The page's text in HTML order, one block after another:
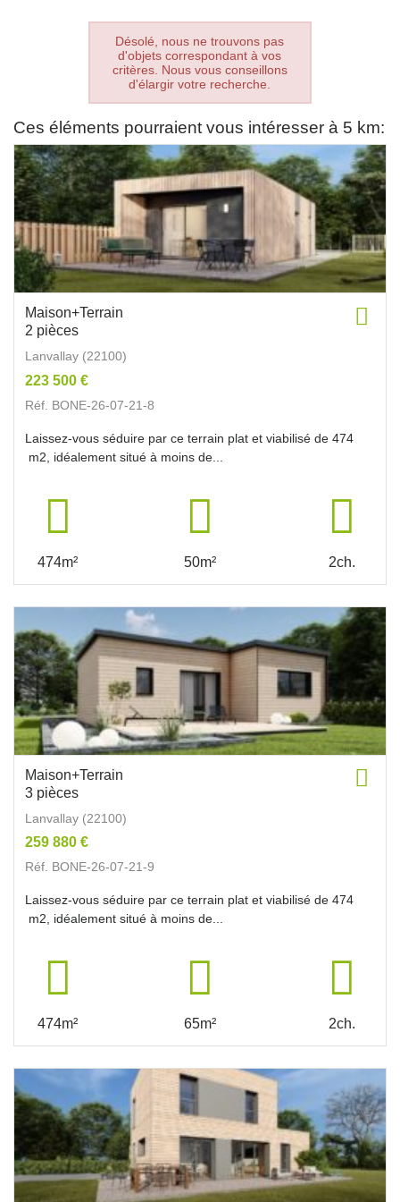
Désolé, nous ne trouvons pas
d'objets correspondant à vos
critères. Nous vous conseillons
d'élargir votre recherche.
Ces éléments pourraient vous intéresser à 5 km:
Maison+Terrain
2 pièces
Lanvallay (22100)
223 500 €
Réf. BONE-26-07-21-8
Laissez-vous séduire par ce terrain plat et viabilisé de 474
m2, idéalement situé à moins de...
474m² 50m² 2ch.
Maison+Terrain
3 pièces
Lanvallay (22100)
259 880 €
Réf. BONE-26-07-21-9
Laissez-vous séduire par ce terrain plat et viabilisé de 474
m2, idéalement situé à moins de...
474m² 65m² 2ch.